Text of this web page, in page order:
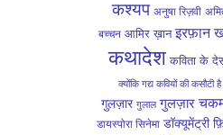
कश्यप अनुषा रिज़वी
बच्चन आमिर ख़ान इरफ़ान
कथादेश कविता के
क्योंकि गद्य कवियों की कसौटी है
गुलज़ार गुलाल गुलज़ार
डायस्पोरा सिनेमा डॉक्यूमेंट्री